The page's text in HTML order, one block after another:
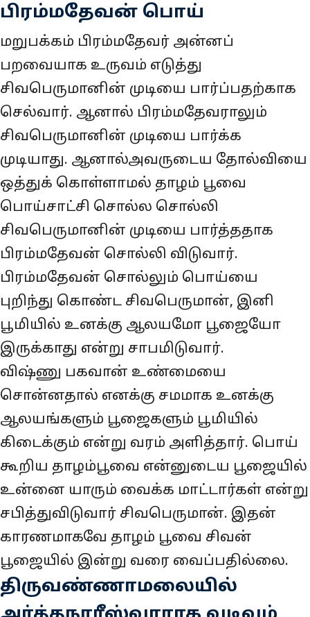
பிரம்மதேவன் பொய்
மறுபக்கம் பிரம்மதேவர் அன்னப்
பறவையாக உருவம் எடுத்து
சிவபெருமானின் முடியை பார்ப்பதற்காக
செல்வார். ஆனால் பிரம்மதேவராலும்
சிவபெருமானின் முடியை பார்க்க
முடியாது. ஆனால்அவருடைய தோல்வியை
ஒத்துக் கொள்ளாமல் தாழம் பூவை
பொய்சாட்சி சொல்ல சொல்லி
சிவபெருமானின் முடியை பார்த்ததாக
பிரம்மதேவன் சொல்லி விடுவார்.
பிரம்மதேவன் சொல்லும் பொய்யை
புறிந்து கொண்ட சிவபெருமான், இனி
பூமியில் உனக்கு ஆலயமோ பூஜையோ
இருக்காது என்று சாபமிடுவார்.
விஷ்ணு பகவான் உண்மையை
சொன்னதால் எனக்கு சமமாக உனக்கு
ஆலயங்களும் பூஜைகளும் பூமியில்
கிடைக்கும் என்று வரம் அளித்தார். பொய்
கூறிய தாழம்பூவை என்னுடைய பூஜையில்
உன்னை யாரும் வைக்க மாட்டார்கள் என்று
சபித்துவிடுவார் சிவபெருமான். இதன்
காரணமாகவே தாழம் பூவை சிவன்
பூஜையில் இன்று வரை வைப்பதில்லை.
திருவண்ணாமலையில்